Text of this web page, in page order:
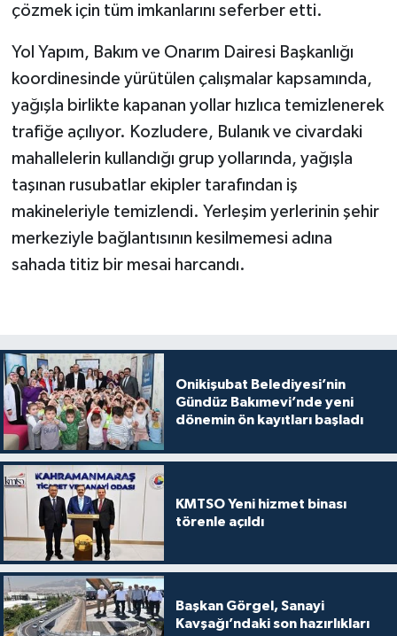
çözmek için tüm imkanlarını seferber etti.
Yol Yapım, Bakım ve Onarım Dairesi Başkanlığı
koordinesinde yürütülen çalışmalar kapsamında,
yağışla birlikte kapanan yollar hızlıca temizlenerek
trafiğe açılıyor. Kozludere, Bulanık ve civardaki
mahallelerin kullandığı grup yollarında, yağışla
taşınan rusubatlar ekipler tarafından iş
makineleriyle temizlendi. Yerleşim yerlerinin şehir
merkeziyle bağlantısının kesilmemesi adına
sahada titiz bir mesai harcandı.
Onikişubat Belediyesi’nin
Gündüz Bakımevi’nde yeni
dönemin ön kayıtları başladı
KMTSO Yeni hizmet binası
törenle açıldı
Başkan Görgel, Sanayi
Kavşağı’ndaki son hazırlıkları